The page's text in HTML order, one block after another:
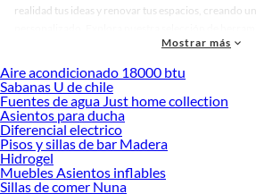
realidad tus ideas y renovar tus espacios, creando
accesorios de calidad que te ayudarán a crear un
Desde remodelaciones hasta proyectos de
tus ideas realidad. ¡Visítanos y encuentra todo lo
Argollas para Cortina!
Explora la variedad de productos de Argollas
Herramientas, materiales y accesorios de calidad
renovación de espacios. ¡Visítanos y descubre todo
Mostrar más
Aire acondicionado 18000 btu
Sabanas U de chile
Fuentes de agua Just home collection
Asientos para ducha
Diferencial electrico
Pisos y sillas de bar Madera
Hidrogel
Muebles Asientos inflables
Sillas de comer Nuna